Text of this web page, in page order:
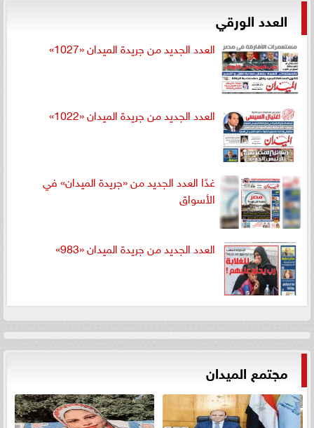
العدد الورقي
العدد الجديد من جريدة الميدان «1027»
العدد الجديد من جريدة الميدان «1022»
غدًا العدد الجديد من «جريدة الميدان» في
الأسواق
العدد الجديد من جريدة الميدان «983»
مجتمع الميدان